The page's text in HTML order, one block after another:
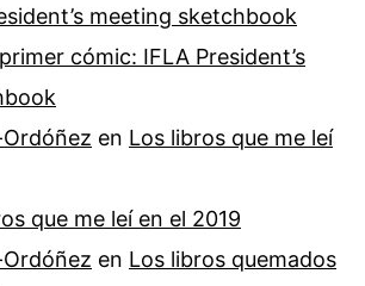
meeting sketchbook
cómic: IFLA President’s
en Los libros que me leí
que me leí en el 2019
en Los libros quemados